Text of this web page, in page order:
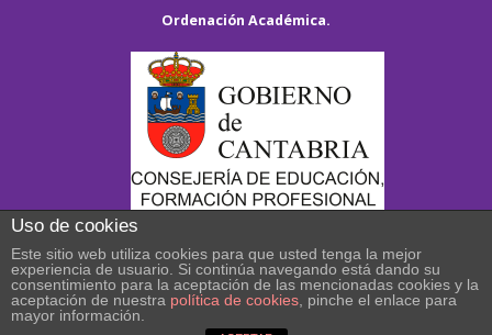
Ordenación Académica.
Uso de cookies
Este sitio web utiliza cookies para que usted tenga la mejor
experiencia de usuario. Si continúa navegando está dando su
consentimiento para la aceptación de las mencionadas cookies y la
aceptación de nuestra política de cookies , pinche el enlace para
mayor información.